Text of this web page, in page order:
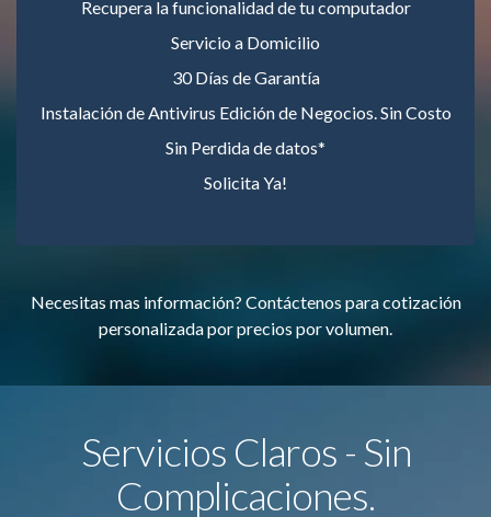
Recupera la funcionalidad de tu computador
Servicio a Domicilio
30 Días de Garantía
Instalación de Antivirus Edición de Negocios. Sin Costo
Sin Perdida de datos*
Solicita Ya!
Necesitas mas información? Contáctenos para cotización
personalizada por precios por volumen.
Servicios Claros - Sin
Complicaciones.